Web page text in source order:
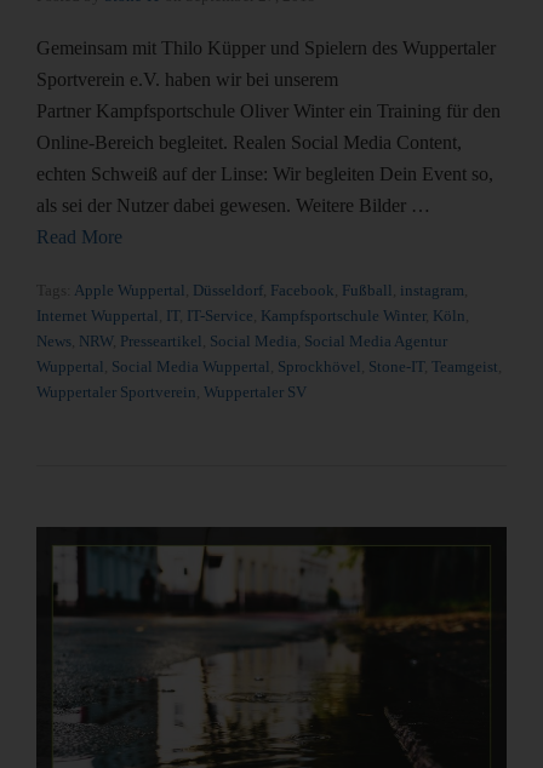
Gemeinsam mit Thilo Küpper und Spielern des Wuppertaler
Sportverein e.V. haben wir bei unserem
Partner Kampfsportschule Oliver Winter ein Training für den
Online-Bereich begleitet. Realen Social Media Content,
echten Schweiß auf der Linse: Wir begleiten Dein Event so,
als sei der Nutzer dabei gewesen. Weitere Bilder …
Read More
Apple Wuppertal Düsseldorf Facebook Fußball instagram
Internet Wuppertal IT, IT-Service Kampfsportschule Winter, Köln
News NRW, Presseartikel Social Media Social Media Agentur
Wuppertal Social Media Wuppertal Sprockhövel Stone-IT, Teamgeist
Wuppertaler Sportverein Wuppertaler SV